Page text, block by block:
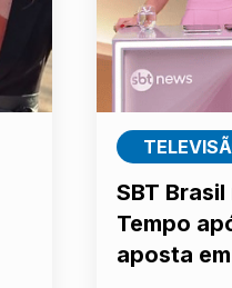
SBT
Tempo
aposta